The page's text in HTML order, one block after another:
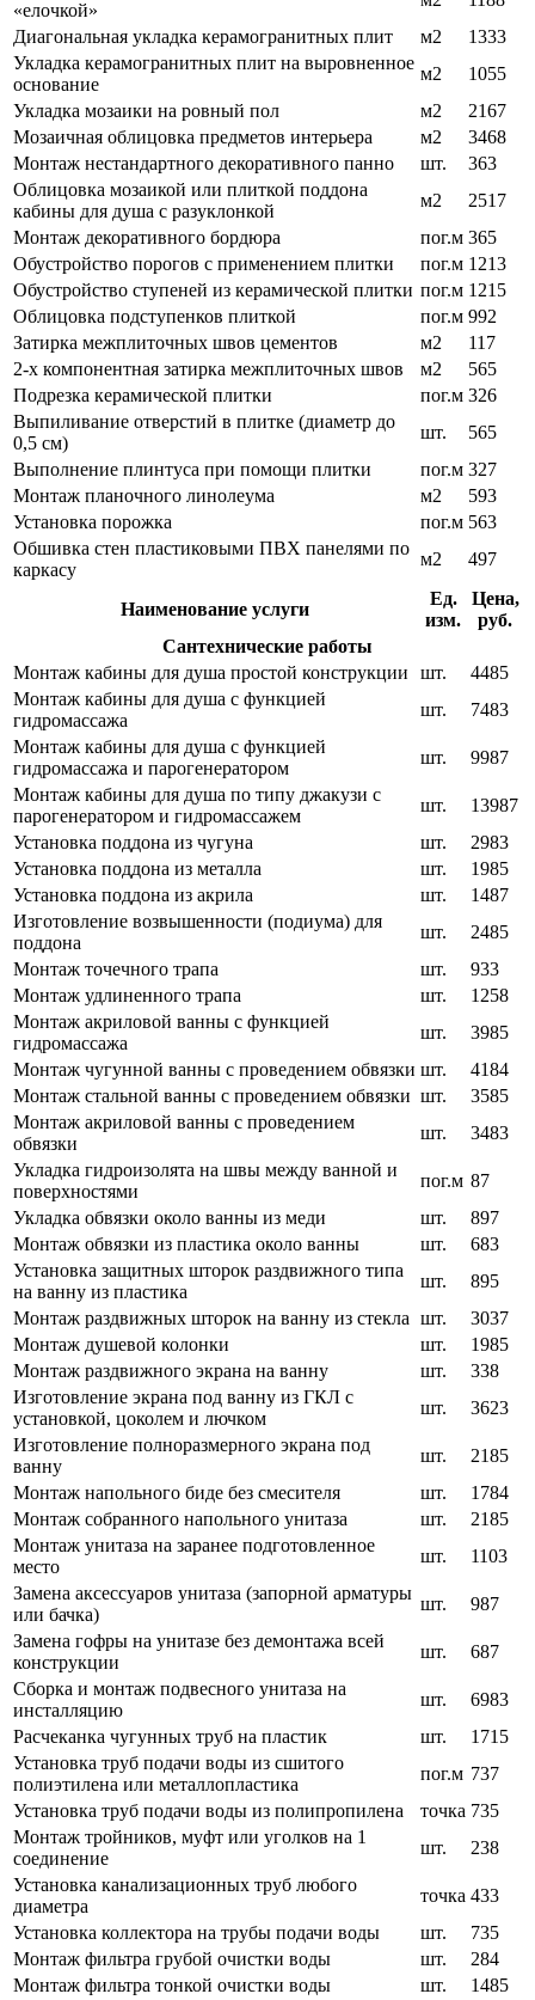
«елочкой»
Диагональная укладка керамогранитных плит
м2
1333
Укладка керамогранитных плит на выровненное
основание
м2
1055
Укладка мозаики на ровный пол
м2
2167
Мозаичная облицовка предметов интерьера
м2
3468
Монтаж нестандартного декоративного панно
шт.
363
Облицовка мозаикой или плиткой поддона
кабины для душа с разуклонкой
м2
2517
Монтаж декоративного бордюра
пог.м 365
Обустройство порогов с применением плитки
пог.м 1213
Обустройство ступеней из керамической плитки пог.м 1215
Облицовка подступенков плиткой
пог.м 992
Затирка межплиточных швов цементов
м2
117
2-х компонентная затирка межплиточных швов
м2
565
Подрезка керамической плитки
пог.м 326
Выпиливание отверстий в плитке (диаметр до
0,5 см)
шт.
565
Выполнение плинтуса при помощи плитки
пог.м 327
Монтаж планочного линолеума
м2
593
Установка порожка
пог.м 563
Обшивка стен пластиковыми ПВХ панелями по
каркасу
м2 497
Наименование услуги
Ед.
изм.
Цена,
руб.
Сантехнические работы
Монтаж кабины для душа простой конструкции
шт.
4485
Монтаж кабины для душа с функцией
гидромассажа
шт.
7483
Монтаж кабины для душа с функцией
гидромассажа и парогенератором
шт.
9987
Монтаж кабины для душа по типу джакузи с
парогенератором и гидромассажем
шт.
13987
Установка поддона из чугуна
шт.
2983
Установка поддона из металла
шт.
1985
Установка поддона из акрила
шт.
1487
Изготовление возвышенности (подиума) для
поддона
шт.
2485
Монтаж точечного трапа
шт.
933
Монтаж удлиненного трапа
шт.
1258
Монтаж акриловой ванны с функцией
гидромассажа
шт.
3985
Монтаж чугунной ванны с проведением обвязки шт.
4184
Монтаж стальной ванны с проведением обвязки шт.
3585
Монтаж акриловой ванны с проведением
обвязки
шт.
3483
Укладка гидроизолята на швы между ванной и
поверхностями
пог.м 87
Укладка обвязки около ванны из меди
шт.
897
Монтаж обвязки из пластика около ванны
шт.
683
Установка защитных шторок раздвижного типа
на ванну из пластика
шт.
895
Монтаж раздвижных шторок на ванну из стекла шт.
3037
Монтаж душевой колонки
шт.
1985
Монтаж раздвижного экрана на ванну
шт.
338
Изготовление экрана под ванну из ГКЛ с
установкой, цоколем и лючком
шт.
3623
Изготовление полноразмерного экрана под
ванну
шт.
2185
Монтаж напольного биде без смесителя
шт.
1784
Монтаж собранного напольного унитаза
шт.
2185
Монтаж унитаза на заранее подготовленное
место
шт.
1103
Замена аксессуаров унитаза (запорной арматуры
или бачка)
шт.
987
Замена гофры на унитазе без демонтажа всей
конструкции
шт.
687
Сборка и монтаж подвесного унитаза на
инсталляцию
шт.
6983
Расчеканка чугунных труб на пластик
шт.
1715
Установка труб подачи воды из сшитого
полиэтилена или металлопластика
пог.м 737
Установка труб подачи воды из полипропилена
точка 735
Монтаж тройников, муфт или уголков на 1
соединение
шт.
238
Установка канализационных труб любого
диаметра
точка 433
Установка коллектора на трубы подачи воды
шт.
735
Монтаж фильтра грубой очистки воды
шт.
284
Монтаж фильтра тонкой очистки воды
шт.
1485